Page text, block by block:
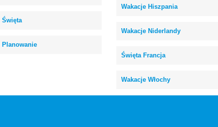
Święta
Planowanie
Wakacje Hiszpania
Wakacje Niderlandy
Święta Francja
Wakacje Włochy